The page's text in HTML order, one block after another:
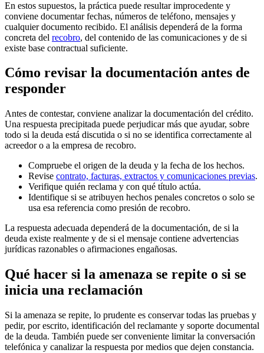
En estos supuestos, la práctica puede resultar improcedente y
conviene documentar fechas, números de teléfono, mensajes y
cualquier documento recibido. El análisis dependerá de la forma
concreta del recobro, del contenido de las comunicaciones y de si
existe base contractual suficiente.
Cómo revisar la documentación antes de
responder
Antes de contestar, conviene analizar la documentación del crédito.
Una respuesta precipitada puede perjudicar más que ayudar, sobre
todo si la deuda está discutida o si no se identifica correctamente al
acreedor o a la empresa de recobro.
Compruebe el origen de la deuda y la fecha de los hechos.
Revise contrato, facturas, extractos y comunicaciones previas.
Verifique quién reclama y con qué título actúa.
Identifique si se atribuyen hechos penales concretos o solo se
usa esa referencia como presión de recobro.
La respuesta adecuada dependerá de la documentación, de si la
deuda existe realmente y de si el mensaje contiene advertencias
jurídicas razonables o afirmaciones engañosas.
Qué hacer si la amenaza se repite o si se
inicia una reclamación
Si la amenaza se repite, lo prudente es conservar todas las pruebas y
pedir, por escrito, identificación del reclamante y soporte documental
de la deuda. También puede ser conveniente limitar la conversación
telefónica y canalizar la respuesta por medios que dejen constancia.